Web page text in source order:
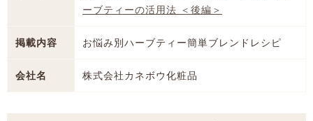
ーブティーの活用法 ＜後編＞
掲載内容 お悩み別ハーブティー簡単ブレンドレシピ
会社名 株式会社カネボウ化粧品